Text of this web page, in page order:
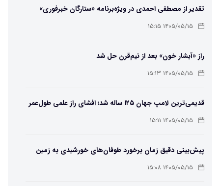
تقدیر از مصطفی احمدی در ویژه‌برنامه «ستارگان خبرفوری»
۱۴۰۵/۰۵/۱۵ ۱۵:۱۵
راز «آبشار خون» بعد از نیم‌قرن حل شد
۱۴۰۵/۰۵/۱۵ ۱۵:۱۳
قدیمی‌ترین لامپ جهان ۱۲۵ ساله شد؛ افشای راز علمی طول‌عمر
لامپ سنتنیال
۱۴۰۵/۰۵/۱۵ ۱۵:۱۱
پیش‌بینی دقیق زمان برخورد طوفان‌های خورشیدی به زمین
ممکن شد
۱۴۰۵/۰۵/۱۵ ۱۵:۰۸